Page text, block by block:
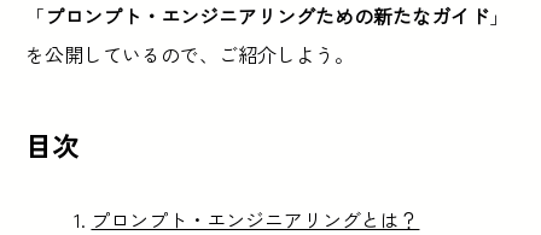
「プロンプト・エンジニアリングための新たなガイド 」
を公開しているので、ご紹介しよう。
目次
プロンプト・エンジニアリングとは？